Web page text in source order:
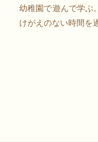
幼稚園で遊んで学ぶ
けがえのない時間を